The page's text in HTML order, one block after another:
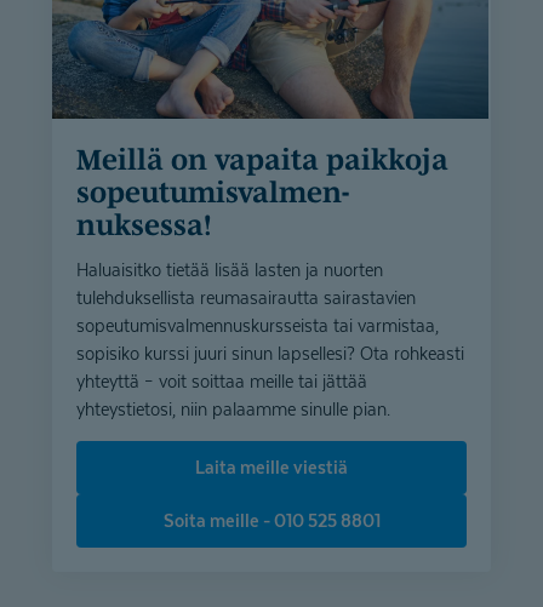
Meillä on vapaita paikkoja
sopeutumis­val­men­
nuksessa!
Haluaisitko tietää lisää lasten ja nuorten
tulehduksellista reumasairautta sairastavien
sopeutumisvalmennuskursseista tai varmistaa,
sopisiko kurssi juuri sinun lapsellesi? Ota rohkeasti
yhteyttä – voit soittaa meille tai jättää
yhteystietosi, niin palaamme sinulle pian.
Laita meille viestiä
Soita meille - 010 525 8801